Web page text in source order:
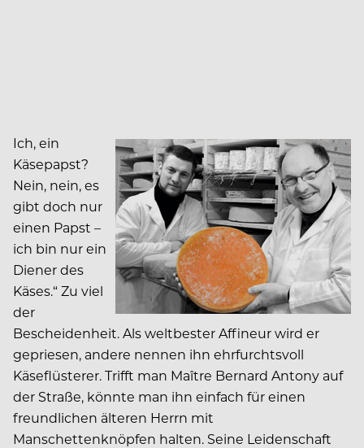
Ich, ein
Käsepapst?
Nein, nein, es
gibt doch nur
einen Papst –
ich bin nur ein
Diener des
Käses.“ Zu viel
der
Bescheidenheit. Als weltbester Affi­neur wird er
gepriesen, andere nennen ihn ehrfurchtsvoll
Käseflüsterer. Trifft man Maître Bernard ­Antony auf
der Straße, könnte man ihn einfach für einen
freundlichen älteren Herrn mit
Manschettenknöpfen halten. Seine Leidenschaft